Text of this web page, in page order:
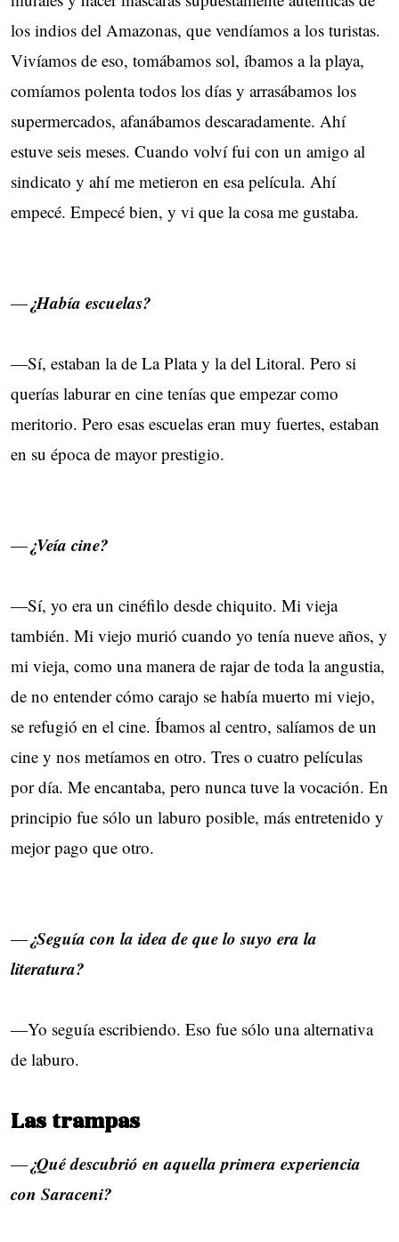
los indios del Amazonas, que vendíamos a los turistas.
Vivíamos de eso, tomábamos sol, íbamos a la playa,
comíamos polenta todos los días y arrasábamos los
supermercados, afanábamos descaradamente. Ahí
estuve seis meses. Cuando volví fui con un amigo al
sindicato y ahí me metieron en esa película. Ahí
empecé. Empecé bien, y vi que la cosa me gustaba.
—¿Había escuelas?
—Sí, estaban la de La Plata y la del Litoral. Pero si
querías laburar en cine tenías que empezar como
meritorio. Pero esas escuelas eran muy fuertes, estaban
en su época de mayor prestigio.
—¿Veía cine?
—Sí, yo era un cinéfilo desde chiquito. Mi vieja
también. Mi viejo murió cuando yo tenía nueve años, y
mi vieja, como una manera de rajar de toda la angustia,
de no entender cómo carajo se había muerto mi viejo,
se refugió en el cine. Íbamos al centro, salíamos de un
cine y nos metíamos en otro. Tres o cuatro películas
por día. Me encantaba, pero nunca tuve la vocación. En
principio fue sólo un laburo posible, más entretenido y
mejor pago que otro.
—¿Seguía con la idea de que lo suyo era la
literatura?
—Yo seguía escribiendo. Eso fue sólo una alternativa
de laburo.
Las trampas
—¿Qué descubrió en aquella primera experiencia
con Saraceni?